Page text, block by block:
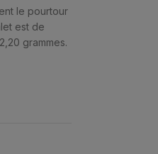
le pourtour
est de
grammes.